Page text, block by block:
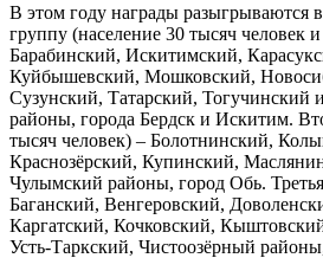
В этом году награды разыгрываются
группу (население 30 тысяч человек
Барабинский, Искитимский,
Куйбышевский, Мошковский,
Сузунский, Татарский, Тогучинский
районы, города Бердск и Искитим.
тысяч человек) – Болотнинский,
Краснозёрский, Купинский,
Чулымский районы, город Обь.
Баганский, Венгеровский,
Каргатский, Кочковский,
Усть-Таркский, Чистоозёрный